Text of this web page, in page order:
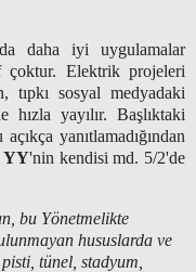
daha iyi uygulamalar
çoktur. Elektrik projeleri
tıpkı sosyal medyadaki
yayılır. Başlıktaki
yanıtlamadığından
YY'nin kendisi md. 5/2'de
bu Yönetmelikte
hususlarda ve
tünel, stadyum,